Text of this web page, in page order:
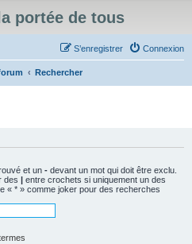
portée de tous
Connexion
S’enregistrer
Rechercher
et un - devant un mot qui doit être exclu.
des | entre crochets si uniquement un des
« * » comme joker pour des recherches